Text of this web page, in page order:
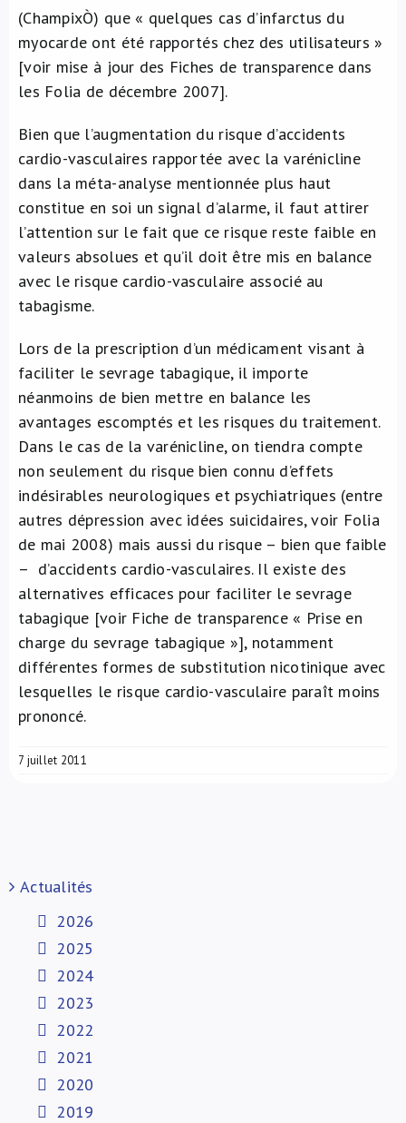
(ChampixÒ) que « quelques cas d’infarctus du
myocarde ont été rapportés chez des utilisateurs »
[voir mise à jour des Fiches de transparence dans
les Folia de décembre 2007].
Bien que l’augmentation du risque d’accidents
cardio-vasculaires rapportée avec la varénicline
dans la méta-analyse mentionnée plus haut
constitue en soi un signal d’alarme, il faut attirer
l’attention sur le fait que ce risque reste faible en
valeurs absolues et qu’il doit être mis en balance
avec le risque cardio-vasculaire associé au
tabagisme.
Lors de la prescription d’un médicament visant à
faciliter le sevrage tabagique, il importe
néanmoins de bien mettre en balance les
avantages escomptés et les risques du traitement.
Dans le cas de la varénicline, on tiendra compte
non seulement du risque bien connu d’effets
indésirables neurologiques et psychiatriques (entre
autres dépression avec idées suicidaires, voir Folia
de mai 2008) mais aussi du risque – bien que faible
– d’accidents cardio-vasculaires. Il existe des
alternatives efficaces pour faciliter le sevrage
tabagique [voir Fiche de transparence « Prise en
charge du sevrage tabagique »], notamment
différentes formes de substitution nicotinique avec
lesquelles le risque cardio-vasculaire paraît moins
prononcé.
7 juillet 2011
Actualités
2026
2025
2024
2023
2022
2021
2020
2019